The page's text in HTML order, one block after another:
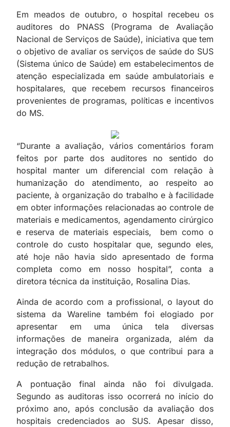
Em meados de outubro, o hospital recebeu os
auditores do PNASS (Programa de Avaliação
Nacional de Serviços de Saúde), iniciativa que tem
o objetivo de avaliar os serviços de saúde do SUS
(Sistema único de Saúde) em estabelecimentos de
atenção especializada em saúde ambulatoriais e
hospitalares, que recebem recursos financeiros
provenientes de programas, políticas e incentivos
do MS.
“Durante a avaliação, vários comentários foram
feitos por parte dos auditores no sentido do
hospital manter um diferencial com relação à
humanização do atendimento, ao respeito ao
paciente, à organização do trabalho e à facilidade
em obter informações relacionadas ao controle de
materiais e medicamentos, agendamento cirúrgico
e reserva de materiais especiais, bem como o
controle do custo hospitalar que, segundo eles,
até hoje não havia sido apresentado de forma
completa como em nosso hospital”, conta a
diretora técnica da instituição, Rosalina Dias.
Ainda de acordo com a profissional, o layout do
sistema da Wareline também foi elogiado por
apresentar em uma única tela diversas
informações de maneira organizada, além da
integração dos módulos, o que contribui para a
redução de retrabalhos.
A pontuação final ainda não foi divulgada.
Segundo as auditoras isso ocorrerá no início do
próximo ano, após conclusão da avaliação dos
hospitais credenciados ao SUS. Apesar disso,